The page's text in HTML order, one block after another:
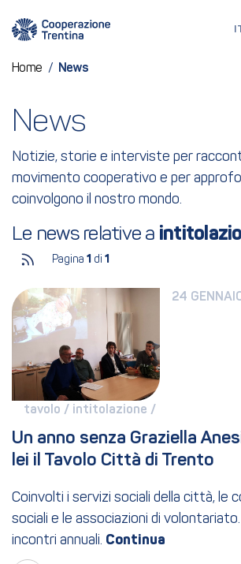
Home / News
News
Notizie, storie e interviste per
movimento cooperativo e per
coinvolgono il nostro mondo.
Le news relative a
Pagina 1 di 1
24
tavolo / intitolazione /
Un anno senza Graziella
lei il Tavolo Città di Trento
Coinvolti i servizi sociali della città, le
sociali e le associazioni di
incontri annuali.